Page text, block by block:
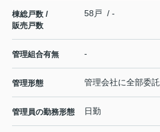
棟総戸数 /
販売戸数
58戸 / -
管理組合有無 -
管理形態 管理会社に全部委託
管理員の勤務形態 日勤